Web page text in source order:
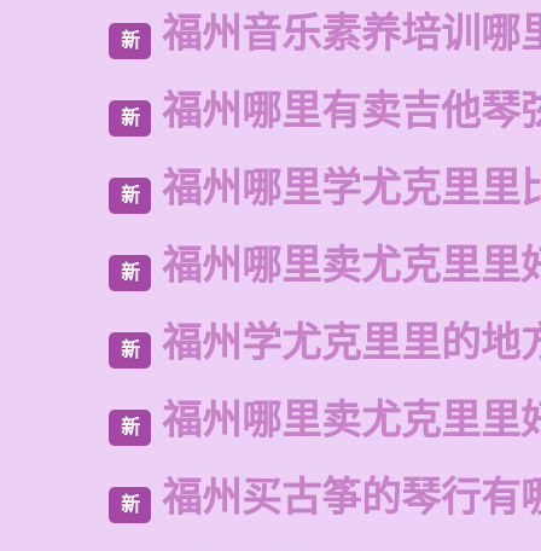
新 福州音乐素养培训哪
新 福州哪里有卖吉他琴
新 福州哪里学尤克里里
新 福州哪里卖尤克里里
新 福州学尤克里里的地
新 福州哪里卖尤克里里
新 福州买古筝的琴行有